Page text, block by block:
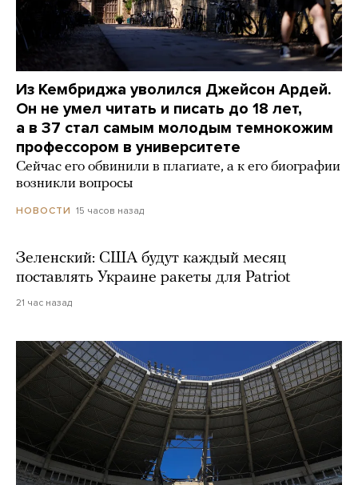
Из Кембриджа уволился Джейсон Ардей.
Он не умел читать и писать до 18 лет,
а в 37 стал самым молодым темнокожим
профессором в университете
Сейчас его обвинили в плагиате, а к его биографии
возникли вопросы
НОВОСТИ 15 часов назад
Зеленский: США будут каждый месяц
поставлять Украине ракеты для Patriot
21 час назад